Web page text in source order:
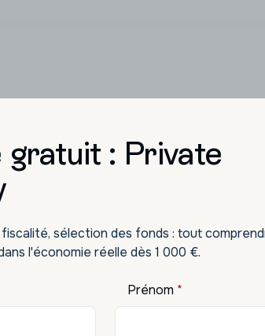
Produits structurés
gratuit : Private
sélection des fonds : tout
l'économie réelle dès 1 000 €.
Prénom *